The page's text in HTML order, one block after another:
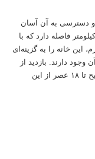
و دسترسی به آن آسان
این بنا در نزدیکی باغ ملی مشهد قرار دارد و با حرم مطهر امام رضا (ع) حدود ۴ کیلومتر فاصله دارد که با
این خانه را به گزینه‌ای
دارند. بازدید از
خانه ملک برای عموم آزاد و رایگان است و علاقه‌مندان می‌توانند هر روز از ساعت ۸ صبح تا ۱۸ عصر از این